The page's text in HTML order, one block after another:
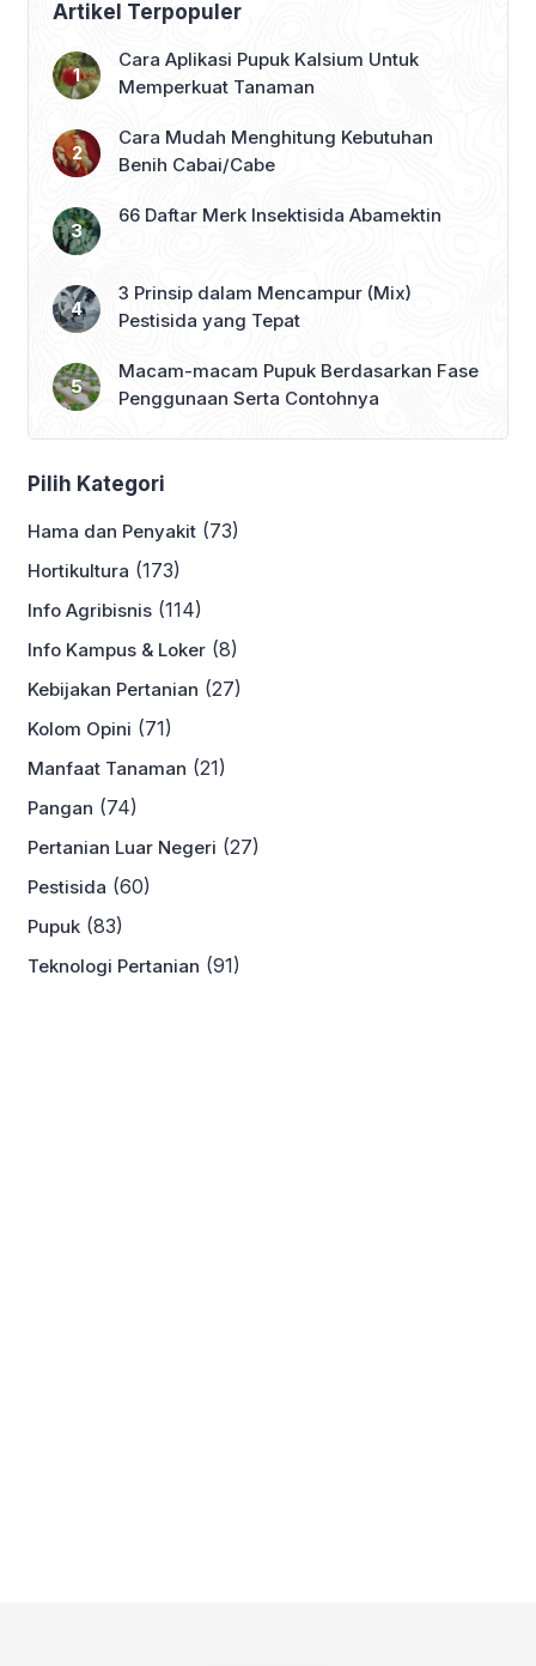
Artikel Terpopuler
Cara Aplikasi Pupuk Kalsium Untuk
Memperkuat Tanaman
Cara Mudah Menghitung Kebutuhan
Benih Cabai/Cabe
66 Daftar Merk Insektisida Abamektin
3 Prinsip dalam Mencampur (Mix)
Pestisida yang Tepat
Macam-macam Pupuk Berdasarkan Fase
Penggunaan Serta Contohnya
Pilih Kategori
Hama dan Penyakit (73)
Hortikultura (173)
Info Agribisnis (114)
Info Kampus & Loker (8)
Kebijakan Pertanian (27)
Kolom Opini (71)
Manfaat Tanaman (21)
Pangan (74)
Pertanian Luar Negeri (27)
Pestisida (60)
Pupuk (83)
Teknologi Pertanian (91)